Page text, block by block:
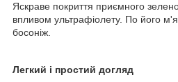
Яскраве покриття приємного
впливом ультрафіолету. По його
босоніж.
Легкий і простий догляд